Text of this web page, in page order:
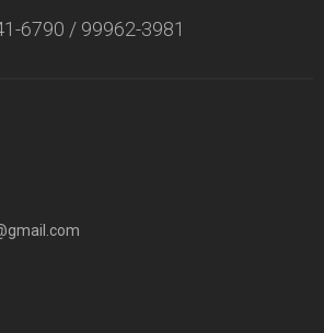
6790 / 99962-3981